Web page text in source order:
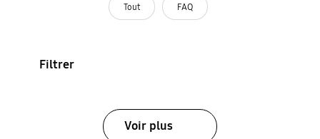
Tout FAQ
Filtrer
Voir plus